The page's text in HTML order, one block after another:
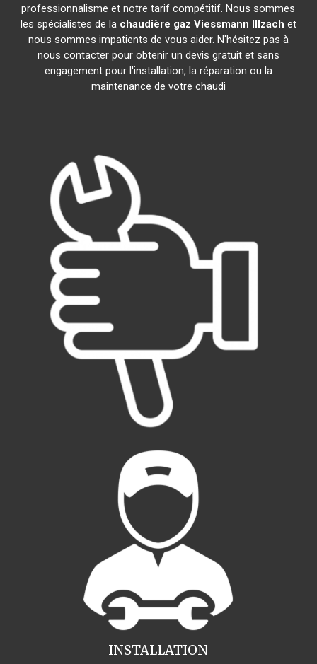
professionnalisme et notre tarif compétitif. Nous sommes
les spécialistes de la chaudière gaz Viessmann Illzach et
nous sommes impatients de vous aider. N'hésitez pas à
nous contacter pour obtenir un devis gratuit et sans
engagement pour l'installation, la réparation ou la
maintenance de votre chaudi
INSTALLATION